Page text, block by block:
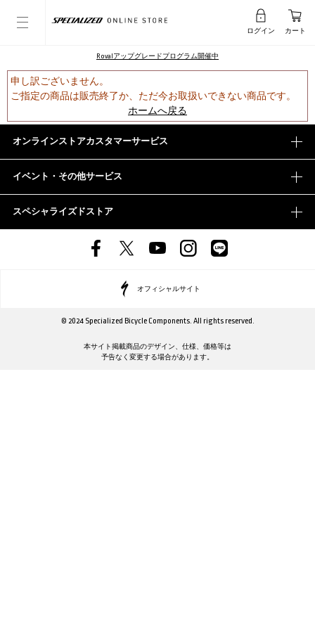
ログイン カート
Rovalアップグレードプログラム開催中
申し訳ございません。
ご指定の商品は販売終了か、ただ今お取扱いできない商品です。
ホームへ戻る
オンラインストアカスタマーサービス
イベント・その他サービス
スペシャライズドストア
オフィシャルサイト
© 2024 Specialized Bicycle Components. All rights reserved.
本サイト掲載商品のデザイン、仕様、価格等は
予告なく変更する場合があります。